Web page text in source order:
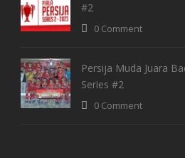
#2
0 Comment
Persija Muda Juara
Series #2
0 Comment